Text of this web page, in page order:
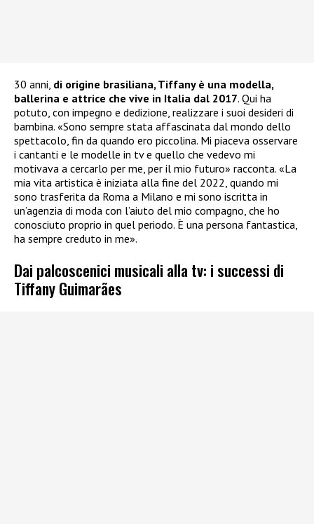
30 anni, di origine brasiliana, Tiffany è una modella,
ballerina e attrice che vive in Italia dal 2017. Qui ha
potuto, con impegno e dedizione, realizzare i suoi desideri di
bambina. «Sono sempre stata affascinata dal mondo dello
spettacolo, fin da quando ero piccolina. Mi piaceva osservare
i cantanti e le modelle in tv e quello che vedevo mi
motivava a cercarlo per me, per il mio futuro» racconta. «La
mia vita artistica è iniziata alla fine del 2022, quando mi
sono trasferita da Roma a Milano e mi sono iscritta in
un’agenzia di moda con l’aiuto del mio compagno, che ho
conosciuto proprio in quel periodo. È una persona fantastica,
ha sempre creduto in me».
Dai palcoscenici musicali alla tv: i successi di
Tiffany Guimarães